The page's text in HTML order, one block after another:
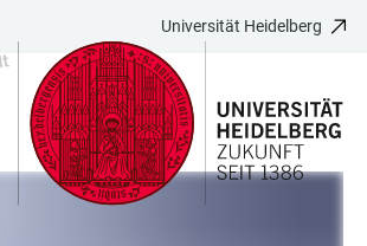
Universität Heidelberg